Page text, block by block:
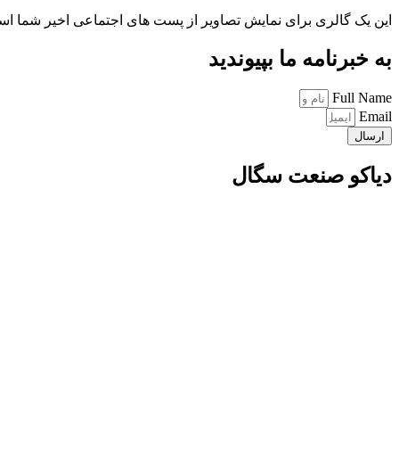
این یک گالری برای نمایش تصاویر از پست های اجتماعی اخیر شما
به خبرنامه ما بپیوندید
Full Name
Email
ارسال
دیاکو صنعت سگال